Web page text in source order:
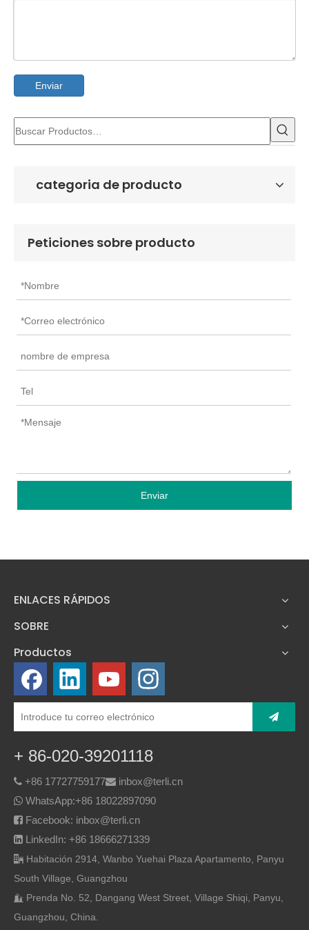
Enviar
categoria de producto
Peticiones sobre producto
Enviar
ENLACES RÁPIDOS
SOBRE
Productos
+ 86-020-39201118
 +86 17727759177 inbox@terli.cn
 WhatsApp:+86 18022897090
 Facebook: inbox@terli.cn
 LinkedIn: +86 18666271339
 Habitación 2914, Wanbo Yuehai Plaza Apartamento, Panyu
South Village, Guangzhou
 Prenda No. 52, Dangang West Street, Village Shiqi, Panyu,
Guangzhou, China.